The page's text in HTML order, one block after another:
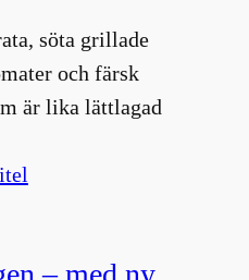
söta grillade
och färsk
är lika lättlagad